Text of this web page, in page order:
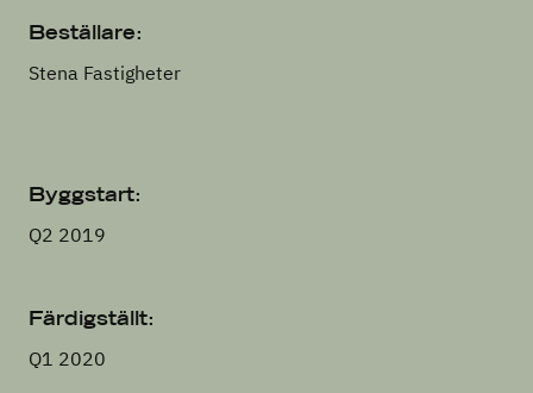
Beställare:
Stena Fastigheter
Byggstart:
Q2 2019
Färdigställt:
Q1 2020